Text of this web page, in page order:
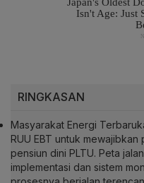
RINGKASAN
Masyarakat Energi
RUU EBT untuk
pensiun dini PLTU. Peta
implementasi dan sistem